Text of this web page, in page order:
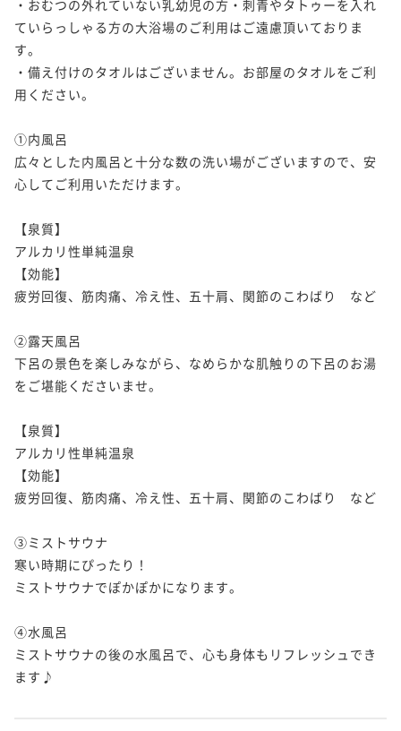
・おむつの外れていない乳幼児の方・刺青やタトゥーを入れ
ていらっしゃる方の大浴場のご利用はご遠慮頂いておりま
す。
・備え付けのタオルはございません。お部屋のタオルをご利
用ください。
①内風呂
広々とした内風呂と十分な数の洗い場がございますので、安
心してご利用いただけます。
【泉質】
アルカリ性単純温泉
【効能】
疲労回復、筋肉痛、冷え性、五十肩、関節のこわばり　など
②露天風呂
下呂の景色を楽しみながら、なめらかな肌触りの下呂のお湯
をご堪能くださいませ。
【泉質】
アルカリ性単純温泉
【効能】
疲労回復、筋肉痛、冷え性、五十肩、関節のこわばり　など
③ミストサウナ
寒い時期にぴったり！
ミストサウナでぽかぽかになります。
④水風呂
ミストサウナの後の水風呂で、心も身体もリフレッシュでき
ます♪